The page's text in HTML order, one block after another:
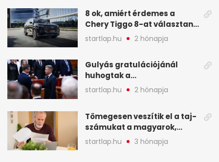
8 ok, amiért érdemes a
Chery Tiggo 8-at választani!
(X)
startlap.hu 2 hónapja
Gulyás gratulációjánál
huhogtak a
leghangosabban, miután
Magyart miniszterelnökké
legfontosabb hírei
képekben
startlap.hu 2 hónapja
Tömegesen veszítik el a taj-
számukat a magyarok,
sokak ellen eljárást indít a
NAV - A hét hírei képekben
startlap.hu 3 hónapja